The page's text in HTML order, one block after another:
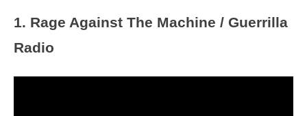
1. Rage Against The Machine / Guerrilla
Radio